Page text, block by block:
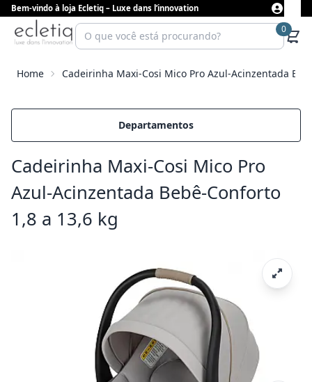
Bem-vindo à loja Ecletiq – Luxe dans l’innovation
0
Home Cadeirinha Maxi-Cosi Mico Pro Azul-Acinzentada
Departamentos
Cadeirinha Maxi-Cosi Mico Pro
Azul-Acinzentada Bebê-Conforto
1,8 a 13,6 kg